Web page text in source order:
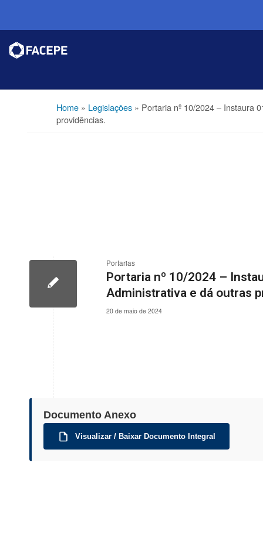
Home» Legislações» Portaria nº 10/2024 – Instaura
providências.
Portarias
Portaria nº 10/2024 –
Administrativa e dá outras
20 de maio de 2024
Documento Anexo
Visualizar / Baixar Documento Integral